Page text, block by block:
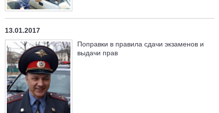
13.01.2017
Поправки в правила сдачи экзаменов и
выдачи прав